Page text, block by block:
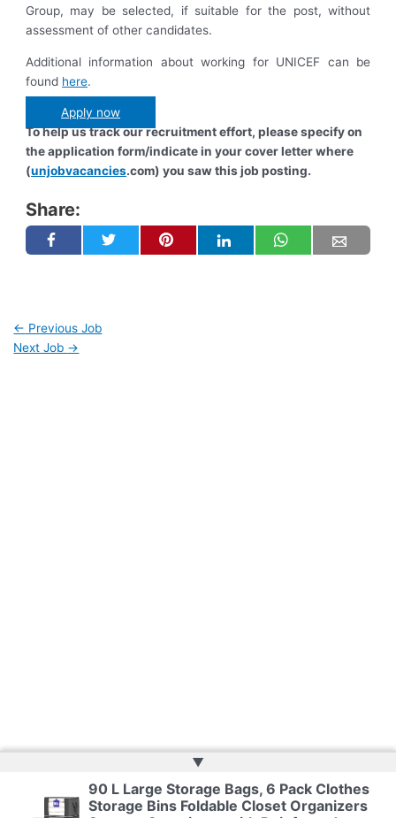
Group, may be selected, if suitable for the post, without
assessment of other candidates.
Additional information about working for UNICEF can be
found here.
Apply now
To help us track our recruitment effort, please specify on
the application form/indicate in your cover letter where
(unjobvacancies.com) you saw this job posting.
Share:
← Previous Job
Next Job →
Copyright © 2026 | Powered byWeb Doktoru
▲
90 L Large Storage Bags, 6 Pack Clothes
Storage Bins Foldable Closet Organizers